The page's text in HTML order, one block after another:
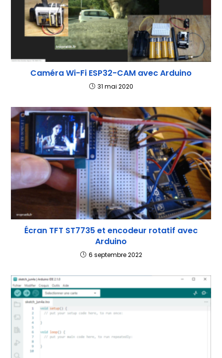
Caméra Wi-Fi ESP32-CAM avec Arduino
31 mai 2020
Écran TFT ST7735 et encodeur rotatif avec
Arduino
6 septembre 2022